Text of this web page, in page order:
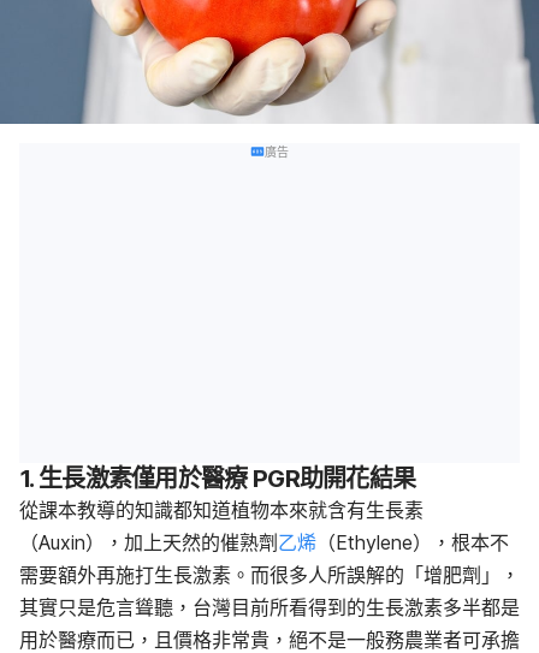
廣告
1. 生長激素僅用於醫療 PGR助開花結果
從課本教導的知識都知道植物本來就含有生長素
（Auxin），加上天然的催熟劑乙烯 （Ethylene），根本不
需要額外再施打生長激素。而很多人所誤解的「增肥劑」，
其實只是危言聳聽，台灣目前所看得到的生長激素多半都是
用於醫療而已，且價格非常貴，絕不是一般務農業者可承擔